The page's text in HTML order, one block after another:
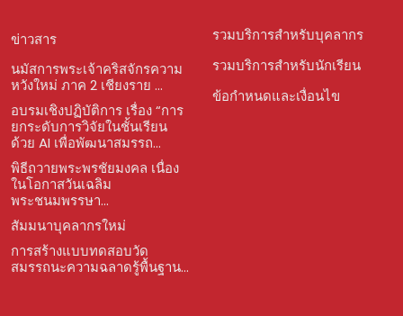
ข่าวสาร
นมัสการพระเจ้าคริสจักรความ
หวังใหม่ ภาค 2 เชียงราย ...
อบรมเชิงปฏิบัติการ เรื่อง “การ
ยกระดับการวิจัยในชั้นเรียน
ด้วย AI เพื่อพัฒนาสมรรถ...
พิธีถวายพระพรชัยมงคล เนื่อง
ในโอกาสวันเฉลิม
พระชนมพรรษา...
สัมมนาบุคลากรใหม่
การสร้างแบบทดสอบวัด
สมรรถนะความฉลาดรู้พื้นฐาน...
รวมบริการสำหรับบุคลากร
รวมบริการสำหรับนักเรียน
ข้อกำหนดและเงื่อนไข